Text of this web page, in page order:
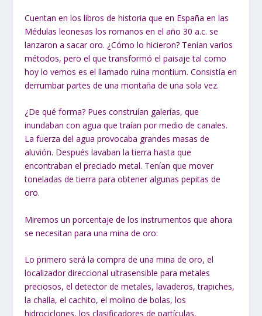
Cuentan en los libros de historia que en España en las
Médulas leonesas los romanos en el año 30 a.c. se
lanzaron a sacar oro. ¿Cómo lo hicieron? Tenían varios
métodos, pero el que transformó el paisaje tal como
hoy lo vemos es el llamado ruina montium. Consistía en
derrumbar partes de una montaña de una sola vez.
¿De qué forma? Pues construían galerías, que
inundaban con agua que traían por medio de canales.
La fuerza del agua provocaba grandes masas de
aluvión. Después lavaban la tierra hasta que
encontraban el preciado metal. Tenían que mover
toneladas de tierra para obtener algunas pepitas de
oro.
Miremos un porcentaje de los instrumentos que ahora
se necesitan para una mina de oro:
Lo primero será la compra de una mina de oro, el
localizador direccional ultrasensible para metales
preciosos, el detector de metales, lavaderos, trapiches,
la challa, el cachito, el molino de bolas, los
hidrociclones, los clasificadores de partículas,